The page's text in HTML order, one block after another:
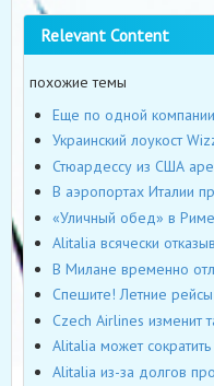
Relevant Content
похожие темы
Еще по одной
Украинский лоукост
Стюардессу из США
В аэропортах Италии
«Уличный обед» в
Alitalia всячески
В Милане временно
Спешите! Летние
Czech Airlines изменит
Alitalia может
Alitalia из-за долгов